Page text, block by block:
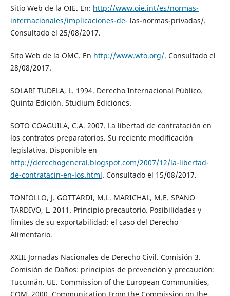
Sitio Web de la OIE. En: http://www.oie.int/es/normas-
internacionales/implicaciones-de- las-normas-privadas/.
Consultado el 25/08/2017.
Sito Web de la OMC. En http://www.wto.org/. Consultado el
28/08/2017.
SOLARI TUDELA, L. 1994. Derecho Internacional Público.
Quinta Edición. Studium Ediciones.
SOTO COAGUILA, C.A. 2007. La libertad de contratación en
los contratos preparatorios. Su reciente modificación
legislativa. Disponible en
http://derechogeneral.blogspot.com/2007/12/la-libertad-
de-contratacin-en-los.html. Consultado el 15/08/2017.
TONIOLLO, J. GOTTARDI, M.L. MARICHAL, M.E. SPANO
TARDIVO, L. 2011. Principio precautorio. Posibilidades y
límites de su exportabilidad: el caso del Derecho
Alimentario.
XXIII Jornadas Nacionales de Derecho Civil. Comisión 3.
Comisión de Daños: principios de prevención y precaución:
Tucumán. UE. Commission of the European Communities,